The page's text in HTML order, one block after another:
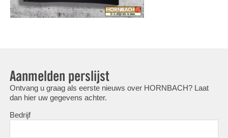
Aanmelden perslijst
Ontvang u graag als eerste nieuws over HORNBACH? Laat
dan hier uw gegevens achter.
Bedrijf